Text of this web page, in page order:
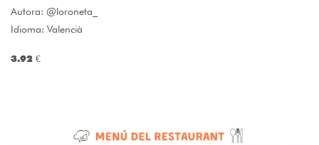
Autora: @loroneta_
Idioma: Valencià
3.92 €